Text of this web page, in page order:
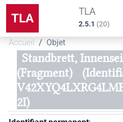
TLA TLA
2.5.1 (20)
Accueil Objet
Standbrett,
(Fragment)
2I)